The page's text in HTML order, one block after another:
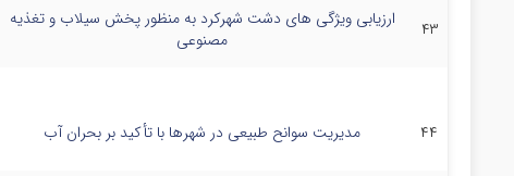
۴۳
ارزیابی ویژگی های دشت شهرکرد به منظور پخش سیلاب و تغذیه
مصنوعی
۴۴ مدیریت سوانح طبیعی در شهرها با تأکید بر بحران آب